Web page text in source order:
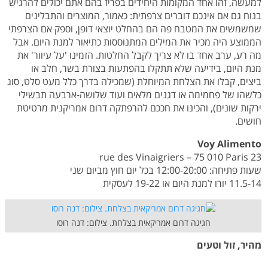
בנוח גם אם אינכם דוברים צרפתית: כאמור, המוצרים והתבלינים
שמשמשים את המטבח פה הם בהחלט יוצאי דופן, וספק אם הצרפתי
הממוצע היה מכיר את המילים המתנוססות כתיאור למנת היום. אבל
מה רע, ערב אחד בו לא צריך לקבל החלטות. הזמינו 'על עיוור' את
מנת היום, בידיעה שלא תתקלו בהפתעות בצורת בשר, חלב או
ביצים, קבלו את הצלחת המיוחלת (שמכילה בדרך כלל מעט סלט, סוג
כלשהו של פחמימה או דגנים מלאים ועוד שלושה-ארבעה תבשילי
ירקות שונים), והכינו את חככם להרפתקה דרום אמריקנית מרטיטת
חושים.
Voy Alimento
23 rue des Vinaigriers – 75 010 Paris
שעות פתיחה: 12:00-20:00 בכל יום חוץ מביום שני
11.5-14 יורו למנת היום או 19-22 לעסקית
חגיגה דרום אמריקאית בצלחת. צילום: דנה רוסו
מהיר, זול וטעים